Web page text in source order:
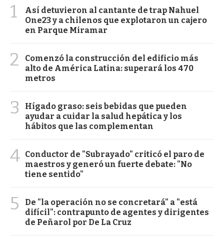
1
Así detuvieron al cantante de trap Nahuel
One23 y a chilenos que explotaron un cajero
en Parque Miramar
2
Comenzó la construcción del edificio más
alto de América Latina: superará los 470
metros
3
Hígado graso: seis bebidas que pueden
ayudar a cuidar la salud hepática y los
hábitos que las complementan
4 Conductor de "Subrayado" criticó el paro de
maestros y generó un fuerte debate: "No
tiene sentido"
5
De "la operación no se concretará" a "está
difícil": contrapunto de agentes y dirigentes
de Peñarol por De La Cruz